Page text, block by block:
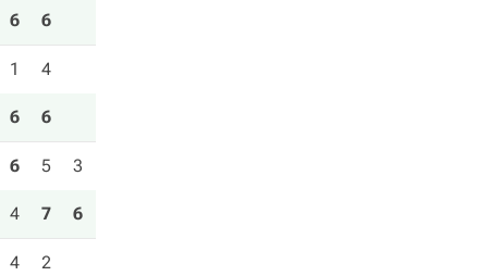
6 6
1 4
6 6
6 5 3
4 7 6
4 2